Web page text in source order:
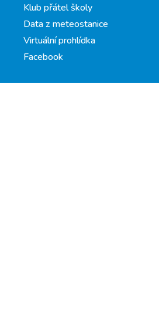
Klub přátel školy
Data z meteostanice
Virtuální prohlídka
Facebook